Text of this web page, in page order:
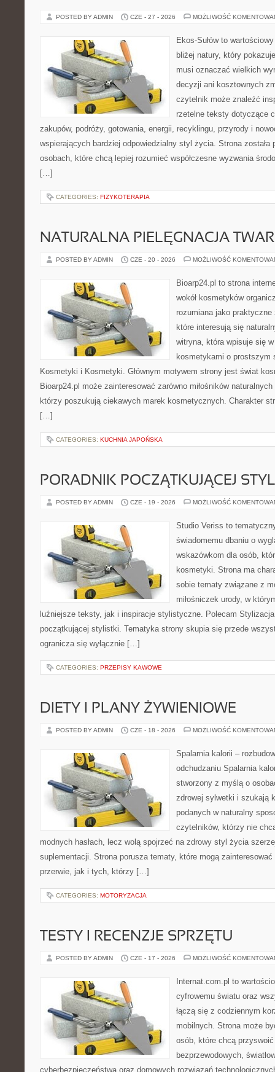
POSTED BY ADMIN CZE - 27 - 2026 MOŻLIWOŚĆ
Ekos-Sułów to
bliżej natury, który
musi oznaczać wielkich
decyzji ani kosztownych
czytelnik może znaleźć
rzetelne teksty dotyczące
zakupów, podróży, gotowania, energii, recyklingu, przyrody i
wspierających bardziej odpowiedzialny styl życia. Strona została
osobach, które chcą lepiej rozumieć współczesne wyzwania
[…]
CATEGORIES: FIZYKOTERAPIA
NATURALNA PIELĘGNACJA
POSTED BY ADMIN CZE - 20 - 2026 MOŻLIWOŚĆ
Bioarp24.pl to strona
wokół kosmetyków
rozumiana jako praktyczne
które interesują się
witryna, która wpisuje się
kosmetykami o prostszym
Kosmetyki i Kosmetyki. Głównym motywem strony jest świat
Bioarp24.pl może zainteresować zarówno miłośników
którzy poszukują ciekawych marek kosmetycznych. Charakter
[…]
CATEGORIES: KUCHNIA JAPOŃSKA
PORADNIK POCZĄTKUJĄCEJ
POSTED BY ADMIN CZE - 19 - 2026 MOŻLIWOŚĆ
Studio Veriss to
świadomemu dbaniu o
wskazówkom dla osób,
kosmetyki. Strona ma
sobie tematy związane z
miłośniczek urody, w
luźniejsze teksty, jak i inspiracje stylistyczne. Polecam
początkującej stylistki. Tematyka strony skupia się przede
ogranicza się wyłącznie […]
CATEGORIES: PRZEPISY KAWOWE
DIETY I PLANY ŻYWIENIOWE
POSTED BY ADMIN CZE - 18 - 2026 MOŻLIWOŚĆ
Spalarnia kalorii –
odchudzaniu Spalarnia
stworzony z myślą o
zdrowej sylwetki i szukają
podanych w naturalny
czytelników, którzy nie
modnych hasłach, lecz wolą spojrzeć na zdrowy styl życia
suplementacji. Strona porusza tematy, które mogą
przerwie, jak i tych, którzy […]
CATEGORIES: MOTORYZACJA
TESTY I RECENZJE SPRZĘTU
POSTED BY ADMIN CZE - 17 - 2026 MOŻLIWOŚĆ
Internat.com.pl to
cyfrowemu światu oraz
łączą się z codziennym
mobilnych. Strona może
osób, które chcą
bezprzewodowych,
cyberbezpieczeństwa oraz domowych rozwiązań